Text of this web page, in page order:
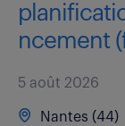
ncement
5 août 2026
Nantes (44)